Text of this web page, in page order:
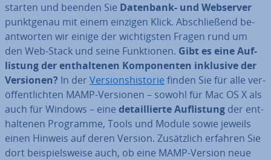
starten und beenden Sie Datenbank- und Webserver
punkt­ge­nau mit einem einzigen Klick. Ab­schlie­ßend be­
ant­wor­ten wir einige der wich­tigs­ten Fragen rund um
den Web-Stack und seine Funk­tio­nen. Gibt es eine Auf­
lis­tung der ent­hal­te­nen Kom­po­nen­ten inklusive der
Versionen? In der Ver­si­ons­his­to­rie finden Sie für alle ver­
öf­fent­lich­ten MAMP-Versionen – sowohl für Mac OS X als
auch für Windows – eine de­tail­lier­te Auf­lis­tung der ent­
hal­te­nen Programme, Tools und Module sowie jeweils
einen Hinweis auf deren Version. Zu­sätz­lich erfahren Sie
dort bei­spiels­wei­se auch, ob eine MAMP-Version neue